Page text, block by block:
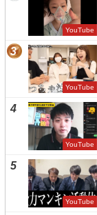
YouTube
3
YouTube
4
YouTube
5
YouTube